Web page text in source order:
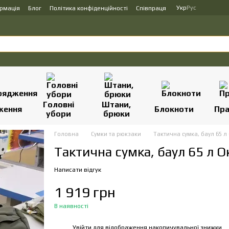
Блог Політика конфіденційності Співпраця УкрРус
Головні
убори
Штани,
брюки
Блокноти
Головна Сумки та рюкзаки Тактична сумка, баул 65
Тактична сумка, баул 65 л
Написати відгук
1 919 грн
В наявності
Увійти для відображення накопичувальної знижки